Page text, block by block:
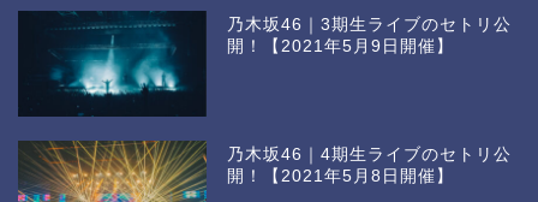
乃木坂46｜3期生ライブのセトリ公
開！【2021年5月9日開催】
乃木坂46｜4期生ライブのセトリ公
開！【2021年5月8日開催】